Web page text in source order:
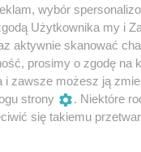
wybór
Użytkownika my i
aktywnie skanować
prosimy o zgodę na
i zawsze możesz ją
strony
. Niektóre
się takiemu